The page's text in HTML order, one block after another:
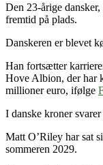
Den 23-årige
fremtid på plads.
Danskeren er blevet
Han fortsætter
Hove Albion, der har
millioner euro, ifølge
I danske kroner
Matt O’Riley har sat
sommeren 2029.